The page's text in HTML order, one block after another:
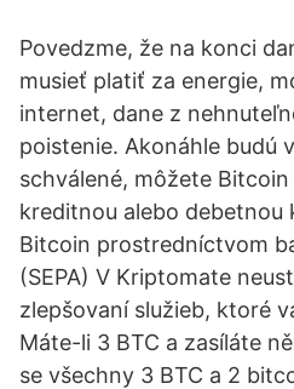
Povedzme, že na konci
musieť platiť za energie,
internet, dane z
poistenie. Akonáhle budú
schválené, môžete
kreditnou alebo debetnou
Bitcoin prostredníctvom
(SEPA) V Kriptomate
zlepšovaní služieb, ktoré
Máte-li 3 BTC a zasíláte
se všechny 3 BTC a 2